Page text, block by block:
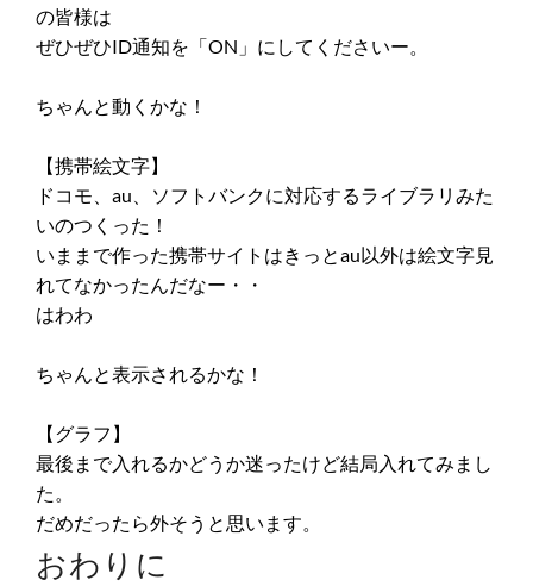
の皆様は
ぜひぜひID通知を「ON」にしてくださいー。
ちゃんと動くかな！
【携帯絵文字】
ドコモ、au、ソフトバンクに対応するライブラリみた
いのつくった！
いままで作った携帯サイトはきっとau以外は絵文字見
れてなかったんだなー・・
はわわ
ちゃんと表示されるかな！
【グラフ】
最後まで入れるかどうか迷ったけど結局入れてみまし
た。
だめだったら外そうと思います。
おわりに